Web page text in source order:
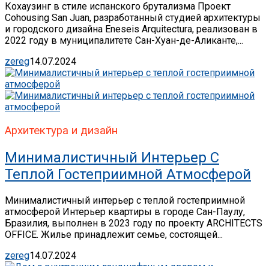
Кохаузинг в стиле испанского брутализма Проект
Cohousing San Juan, разработанный студией архитектуры
и городского дизайна Eneseis Arquitectura, реализован в
2022 году в муниципалитете Сан-Хуан-де-Аликанте,...
zereg14.07.2024
Архитектура и дизайн
Минималистичный Интерьер С
Теплой Гостеприимной Атмосферой
Минималистичный интерьер с теплой гостеприимной
атмосферой Интерьер квартиры в городе Сан-Паулу,
Бразилия, выполнен в 2023 году по проекту ARCHITECTS
OFFICE. Жилье принадлежит семье, состоящей...
zereg14.07.2024